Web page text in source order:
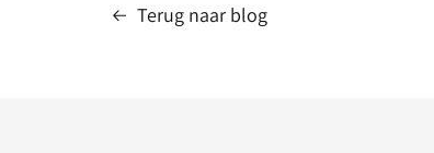
Terug naar blog